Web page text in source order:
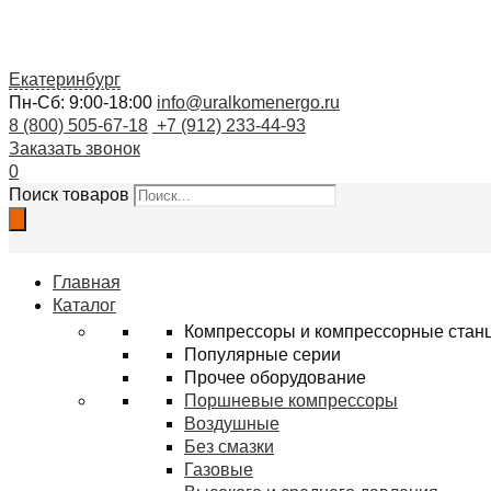
Екатеринбург
Пн-Сб: 9:00-18:00 info@uralkomenergo.ru
8 (800) 505-67-18 +7 (912) 233-44-93
Заказать звонок
0
Поиск товаров
Главная
Каталог
Компрессоры и компрессорные
Популярные серии
Прочее оборудование
Поршневые компрессоры
Воздушные
Без смазки
Газовые